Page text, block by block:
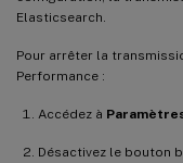
Elasticsearch.
Pour arrêter la
Performance :
Accédez à
Désactivez le bouton